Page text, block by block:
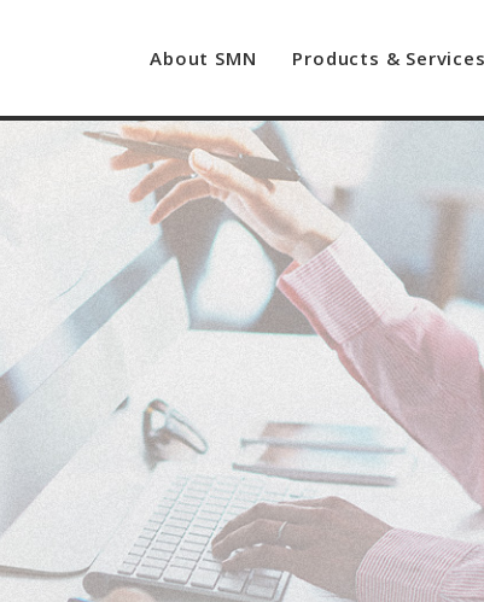
About SMN Products & Services